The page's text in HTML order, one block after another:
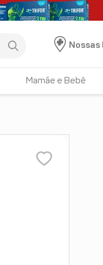
Nossas
Mamãe e Bebê